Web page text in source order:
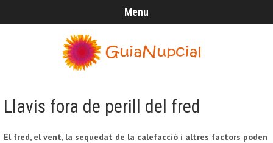
Menu
Llavis fora de perill del fred
El fred, el vent, la sequedat de la calefacció i altres factors poden